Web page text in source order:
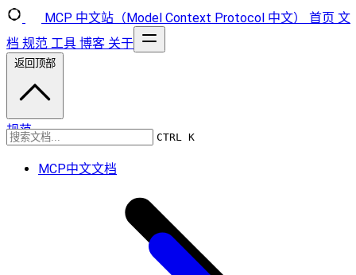
MCP 中文站（Model Context Protocol 中文） 首页 文
档 规范 工具 博客 关于
CTRL K
MCP中文文档
返回顶部
规范